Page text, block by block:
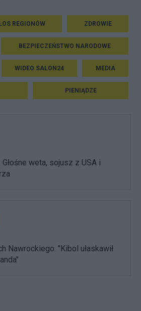
REGIONÓW ZDROWIE
BEZPIECZEŃSTWO NARODOWE
WIDEO SALON24 MEDIA
PIENIĄDZE
weta, sojusz z USA i
Nawrockiego. "Kibol ułaskawił